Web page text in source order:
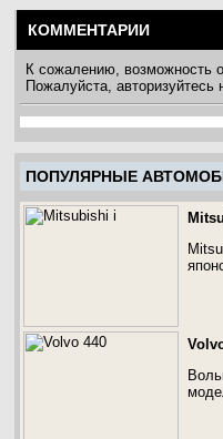
КОММЕНТАРИИ
К сожалению, возможность
Пожалуйста,
ПОПУЛЯРНЫЕ